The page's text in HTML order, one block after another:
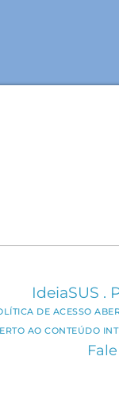
IdeiaSUS .
DE ACESSO
AO CONTEÚDO